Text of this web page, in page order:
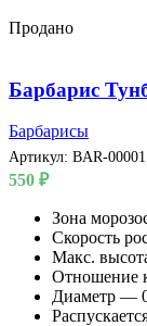
Продано
Барбарис
Барбарисы
Артикул: BAR-00001
550 ₽
Зона
Скорость
Макс.
Отношение
Диаметр —